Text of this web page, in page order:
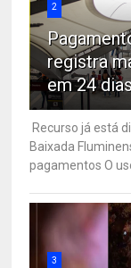
2
registra
em 24
Recurso já está
Baixada
pagamentos O
3